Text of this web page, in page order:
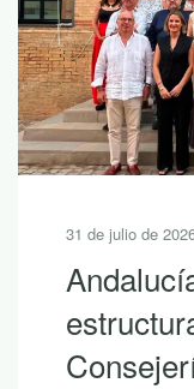
30 de julio de
10